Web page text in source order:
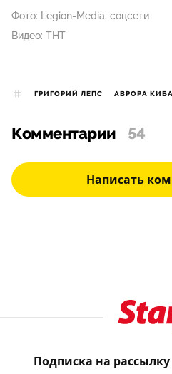
Фото: Legion-Media, соцсети
Видео: ТНТ
ГРИГОРИЙ ЛЕПС АВРОРА КИБА
Комментарии 54
Написать
Подписка на рассылку